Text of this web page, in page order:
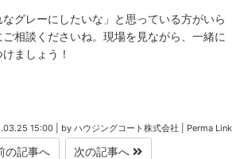
グレーにしたいな」と思っている方がいら
相談くださいね。現場を見ながら、一緒に
ましょう！
15:00 by ハウジングコート株式会社 Perma Link
の記事へ 次の記事へ